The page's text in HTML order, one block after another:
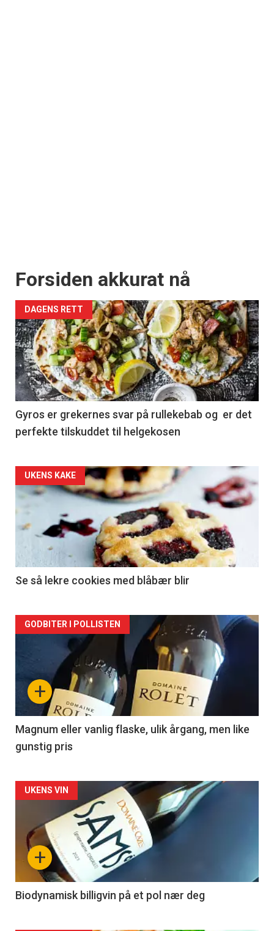
Forsiden akkurat nå
DAGENS RETT
Gyros er grekernes svar på rullekebab og er det
perfekte tilskuddet til helgekosen
Forsiden
akkurat
nå
2
UKENS KAKE
Se så lekre cookies med blåbær blir
Forsiden
akkurat
nå
3
+
GODBITER I POLLISTEN
Magnum eller vanlig flaske, ulik årgang, men like
gunstig pris
Forsiden
akkurat
nå
4
+
UKENS VIN
Biodynamisk billigvin på et pol nær deg